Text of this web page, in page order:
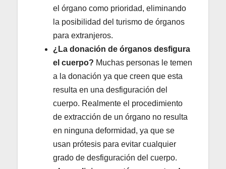
el órgano como prioridad, eliminando
la posibilidad del turismo de órganos
para extranjeros.
¿La donación de órganos desfigura
el cuerpo? Muchas personas le temen
a la donación ya que creen que esta
resulta en una desfiguración del
cuerpo. Realmente el procedimiento
de extracción de un órgano no resulta
en ninguna deformidad, ya que se
usan prótesis para evitar cualquier
grado de desfiguración del cuerpo.